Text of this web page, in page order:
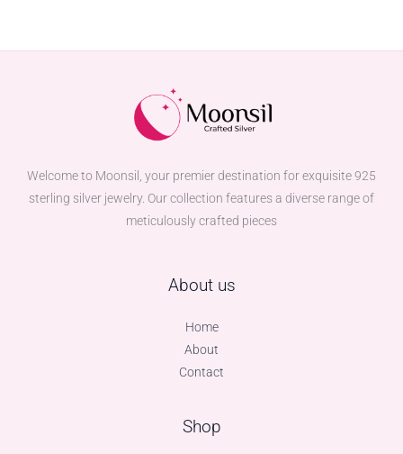
Welcome to Moonsil, your premier destination for exquisite 925
sterling silver jewelry. Our collection features a diverse range of
meticulously crafted pieces
About us
Home
About
Contact
Shop